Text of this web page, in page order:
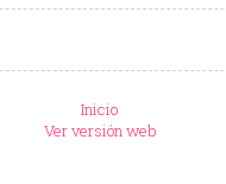
Inicio
Ver versión web